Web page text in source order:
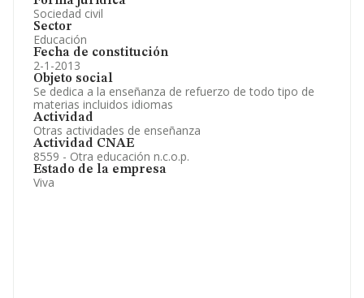
Sociedad civil
Sector
Educación
Fecha de constitución
2-1-2013
Objeto social
Se dedica a la enseñanza de refuerzo de todo tipo de
materias incluidos idiomas
Actividad
Otras actividades de enseñanza
Actividad CNAE
8559 - Otra educación n.c.o.p.
Estado de la empresa
Viva